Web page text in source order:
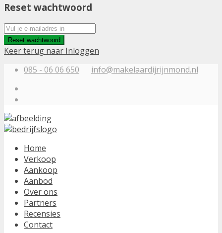
Reset wachtwoord
Reset wachtwoord
Keer terug naar Inloggen
085 - 06 06 650
info@makelaardijrijnmond.nl
Home
Verkoop
Aankoop
Aanbod
Over ons
Partners
Recensies
Contact